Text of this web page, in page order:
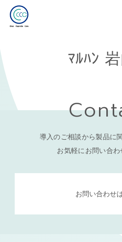
ﾏﾙﾊﾝ
導入のご相談から製品に
お気軽にお問い合わ
お問い合わせ